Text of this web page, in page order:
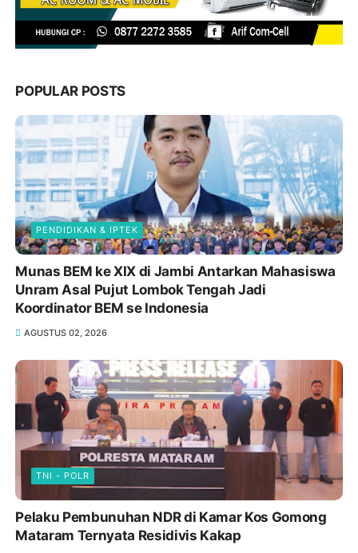
POPULAR POSTS
PENDIDIKAN & IPTEK
Munas BEM ke XIX di Jambi Antarkan Mahasiswa
Unram Asal Pujut Lombok Tengah Jadi
Koordinator BEM se Indonesia
AGUSTUS 02, 2026
TNI - POLR
Pelaku Pembunuhan NDR di Kamar Kos Gomong
Mataram Ternyata Residivis Kakap